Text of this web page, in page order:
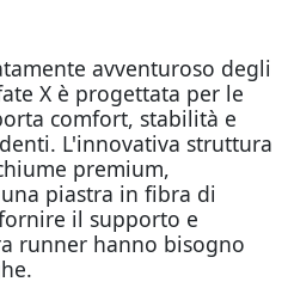
avventuroso degli
X è progettata per le
comfort, stabilità e
L'innovativa struttura
premium,
piastra in fibra di
il supporto e
runner hanno bisogno